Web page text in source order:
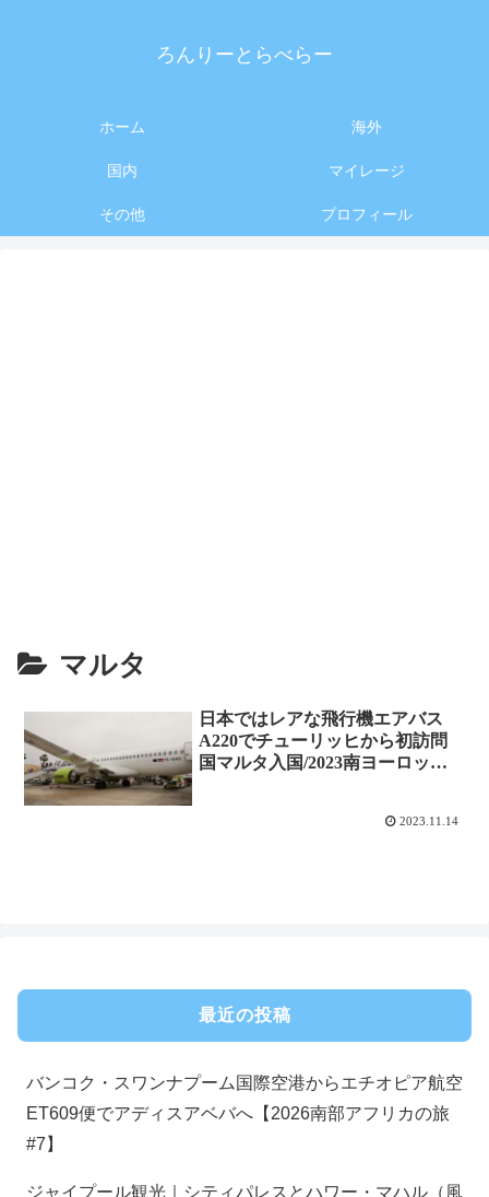
ろんりーとらべらー
ホーム 海外
国内 マイレージ
その他 プロフィール
マルタ
日本ではレアな飛行機エアバス
A220でチューリッヒから初訪問
国マルタ入国/2023南ヨーロッパ
2023.11.14
最近の投稿
バンコク・スワンナプーム国際空港からエチオピア航空
ET609便でアディスアベバへ【2026南部アフリカの旅
#7】
ジャイプール観光｜シティパレスとハワー・マハル（風